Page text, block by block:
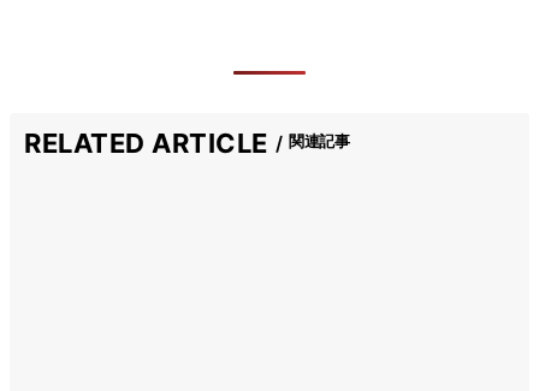
RELATED ARTICLE 関連記事